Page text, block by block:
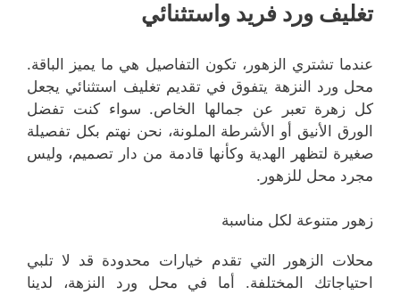
تغليف ورد فريد واستثنائي
عندما تشتري الزهور، تكون التفاصيل هي ما يميز الباقة.
محل ورد النزهة يتفوق في تقديم تغليف استثنائي يجعل
كل زهرة تعبر عن جمالها الخاص. سواء كنت تفضل
الورق الأنيق أو الأشرطة الملونة، نحن نهتم بكل تفصيلة
صغيرة لتظهر الهدية وكأنها قادمة من دار تصميم، وليس
مجرد محل للزهور.
زهور متنوعة لكل مناسبة
محلات الزهور التي تقدم خيارات محدودة قد لا تلبي
احتياجاتك المختلفة. أما في محل ورد النزهة، لدينا